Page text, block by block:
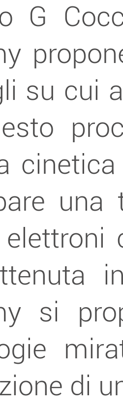
G
su cui
una
si
di